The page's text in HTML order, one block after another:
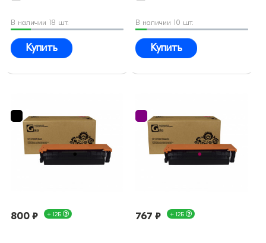
В наличии 18 шт.
Купить
В наличии 10 шт.
Купить
800 ₽ + 12Б 767 ₽ + 12Б